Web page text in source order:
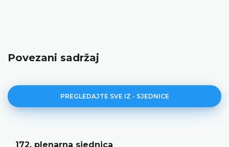
Povezani sadržaj
PREGLEDAJTE SVE IZ - SJEDNICE